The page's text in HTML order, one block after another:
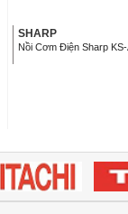
SHARP
Nồi Cơm Điện Sharp